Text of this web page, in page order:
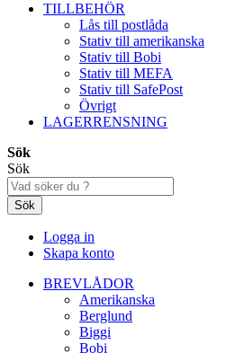
TILLBEHÖR
Lås till postlåda
Stativ till amerikanska
Stativ till Bobi
Stativ till MEFA
Stativ till SafePost
Övrigt
LAGERRENSNING
Sök
Sök
Sök
Logga in
Skapa konto
BREVLÅDOR
Amerikanska
Berglund
Biggi
Bobi